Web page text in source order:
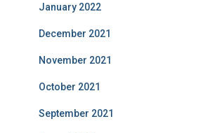
January 2022
December 2021
November 2021
October 2021
September 2021